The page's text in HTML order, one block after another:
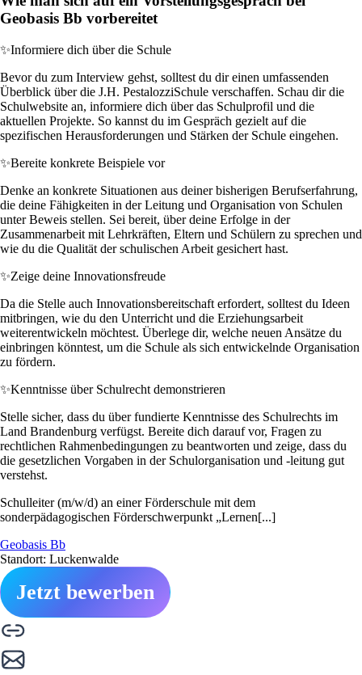
Geobasis Bb vorbereitet
✨Informiere dich über die Schule
Bevor du zum Interview gehst, solltest du dir einen umfassenden
Überblick über die J.H. PestalozziSchule verschaffen. Schau dir die
Schulwebsite an, informiere dich über das Schulprofil und die
aktuellen Projekte. So kannst du im Gespräch gezielt auf die
spezifischen Herausforderungen und Stärken der Schule eingehen.
✨Bereite konkrete Beispiele vor
Denke an konkrete Situationen aus deiner bisherigen Berufserfahrung,
die deine Fähigkeiten in der Leitung und Organisation von Schulen
unter Beweis stellen. Sei bereit, über deine Erfolge in der
Zusammenarbeit mit Lehrkräften, Eltern und Schülern zu sprechen und
wie du die Qualität der schulischen Arbeit gesichert hast.
✨Zeige deine Innovationsfreude
Da die Stelle auch Innovationsbereitschaft erfordert, solltest du Ideen
mitbringen, wie du den Unterricht und die Erziehungsarbeit
weiterentwickeln möchtest. Überlege dir, welche neuen Ansätze du
einbringen könntest, um die Schule als sich entwickelnde Organisation
zu fördern.
✨Kenntnisse über Schulrecht demonstrieren
Stelle sicher, dass du über fundierte Kenntnisse des Schulrechts im
Land Brandenburg verfügst. Bereite dich darauf vor, Fragen zu
rechtlichen Rahmenbedingungen zu beantworten und zeige, dass du
die gesetzlichen Vorgaben in der Schulorganisation und -leitung gut
verstehst.
Schulleiter (m/w/d) an einer Förderschule mit dem
sonderpädagogischen Förderschwerpunkt „Lernen[...]
Geobasis Bb
Standort: Luckenwalde
Jetzt bewerben